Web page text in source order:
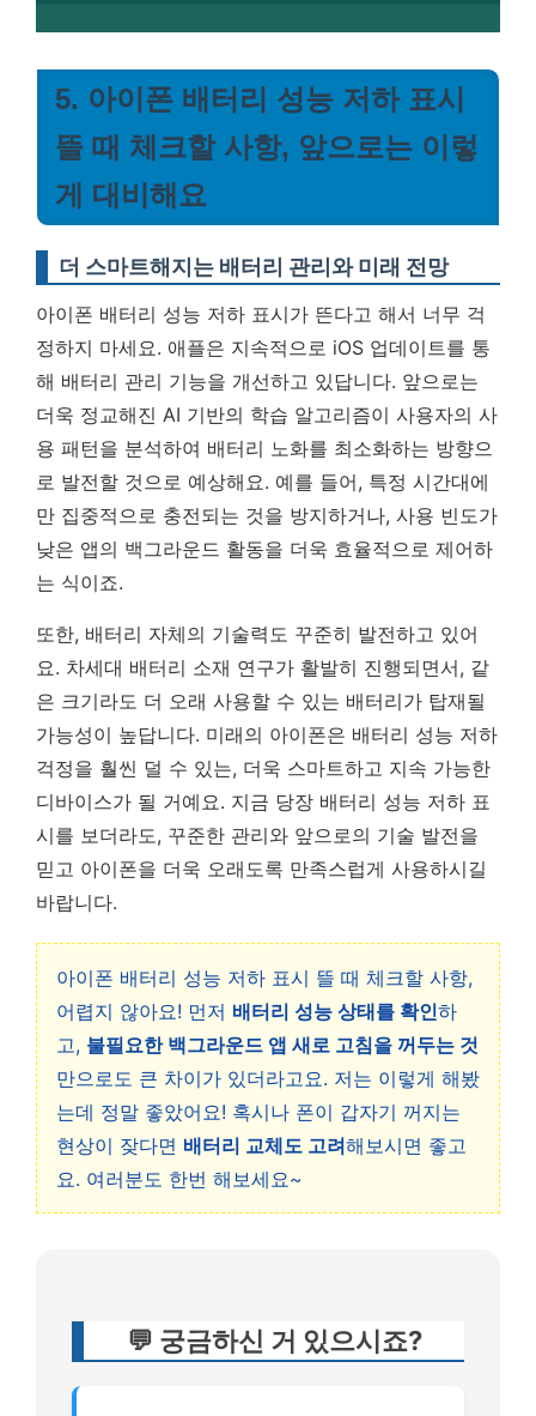
5. 아이폰 배터리 성능 저하 표시
뜰 때 체크할 사항, 앞으로는 이렇
게 대비해요
더 스마트해지는 배터리 관리와 미래 전망
아이폰 배터리 성능 저하 표시가 뜬다고 해서 너무 걱
정하지 마세요. 애플은 지속적으로 iOS 업데이트를 통
해 배터리 관리 기능을 개선하고 있답니다. 앞으로는
더욱 정교해진 AI 기반의 학습 알고리즘이 사용자의 사
용 패턴을 분석하여 배터리 노화를 최소화하는 방향으
로 발전할 것으로 예상해요. 예를 들어, 특정 시간대에
만 집중적으로 충전되는 것을 방지하거나, 사용 빈도가
낮은 앱의 백그라운드 활동을 더욱 효율적으로 제어하
는 식이죠.
또한, 배터리 자체의 기술력도 꾸준히 발전하고 있어
요. 차세대 배터리 소재 연구가 활발히 진행되면서, 같
은 크기라도 더 오래 사용할 수 있는 배터리가 탑재될
가능성이 높답니다. 미래의 아이폰은 배터리 성능 저하
걱정을 훨씬 덜 수 있는, 더욱 스마트하고 지속 가능한
디바이스가 될 거예요. 지금 당장 배터리 성능 저하 표
시를 보더라도, 꾸준한 관리와 앞으로의 기술 발전을
믿고 아이폰을 더욱 오래도록 만족스럽게 사용하시길
바랍니다.
아이폰 배터리 성능 저하 표시 뜰 때 체크할 사항,
어렵지 않아요! 먼저 배터리 성능 상태를 확인하
고, 불필요한 백그라운드 앱 새로 고침을 꺼두는 것
만으로도 큰 차이가 있더라고요. 저는 이렇게 해봤
는데 정말 좋았어요! 혹시나 폰이 갑자기 꺼지는
현상이 잦다면 배터리 교체도 고려해보시면 좋고
요. 여러분도 한번 해보세요~
💬 궁금하신 거 있으시죠?